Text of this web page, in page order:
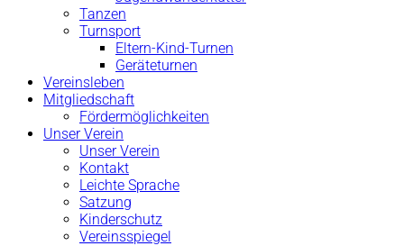
Tanzen
Turnsport
Eltern-Kind-Turnen
Geräteturnen
Vereinsleben
Mitgliedschaft
Fördermöglichkeiten
Unser Verein
Unser Verein
Kontakt
Leichte Sprache
Satzung
Kinderschutz
Vereinsspiegel